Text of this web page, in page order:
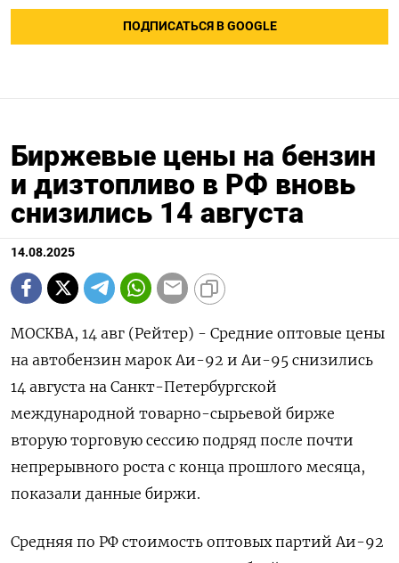
ПОДПИСАТЬСЯ В GOOGLE
Биржевые цены на бензин
и дизтопливо в РФ вновь
снизились 14 августа
14.08.2025
МОСКВА, 14 авг (Рейтер) - Средние оптовые цены
на автобензин марок Аи-92 и Аи-95 снизились
14 августа на Санкт-Петербургской
международной товарно-сырьевой бирже
вторую торговую сессию подряд после почти
непрерывного роста с конца прошлого месяца,
показали данные биржи.
Средняя по РФ стоимость оптовых партий Аи-92